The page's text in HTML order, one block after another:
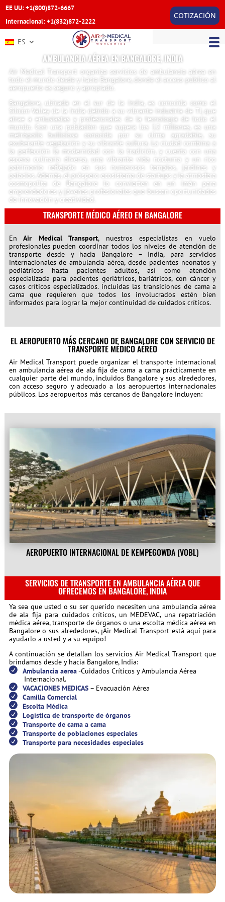
EE UU: +1(800)872-6667
Internacional: +1(832)872-2222
COTIZACIÓN
ES
AMBULANCIA AÉREA EN BANGALORE, INDIA
Air Medical Transport organiza servicios de ambulancia aérea en
todo el mundo desde y hacia Bangalore, donde el acceso público al
aeropuerto es seguro y apropiado.
Bangalore, ubicada en el sur de la India, es conocida como el
Silicon Valley de la India debido a su vibrante industria de TI, que
atrae a entusiastas y profesionales de la tecnología de todo el
mundo. Con una población que supera los 12 millones, es una
metrópolis bulliciosa conocida por su clima agradable, su
exuberante vegetación y su vibrante cultura. La ciudad combina a
la perfección la modernidad con la tradición, y cuenta con una
escena culinaria diversa, una vibrante vida nocturna y un rico
patrimonio reflejado en sus numerosos templos, jardines y
palacios. Además, el próspero ecosistema de startups y la atmósfera
cosmopolita de Bangalore lo convierten en un imán para
emprendedores y jóvenes profesionales que buscan oportunidades
de innovación y creatividad.
TRANSPORTE MÉDICO AÉREO EN BANGALORE
En Air Medical Transport, nuestros especialistas en vuelo
profesionales pueden coordinar todos los niveles de atención de
transporte desde y hacia Bangalore – India, para servicios
internacionales de ambulancia aérea, desde pacientes neonatos y
pediátricos hasta pacientes adultos, así como atención
especializada para pacientes geriátricos, bariátricos, con cáncer y
casos críticos especializados. incluidas las transiciones de cama a
cama que requieren que todos los involucrados estén bien
informados para lograr la mejor continuidad de cuidados críticos.
EL AEROPUERTO MÁS CERCANO DE BANGALORE CON SERVICIO DE
TRANSPORTE MÉDICO AÉREO
Air Medical Transport puede organizar el transporte internacional
en ambulancia aérea de ala fija de cama a cama prácticamente en
cualquier parte del mundo, incluidos Bangalore y sus alrededores,
con acceso seguro y adecuado a los aeropuertos internacionales
públicos. Los aeropuertos más cercanos de Bangalore incluyen:
AEROPUERTO INTERNACIONAL DE KEMPEGOWDA (VOBL)
SERVICIOS DE TRANSPORTE EN AMBULANCIA AÉREA QUE
OFRECEMOS EN BANGALORE, INDIA
Ya sea que usted o su ser querido necesiten una ambulancia aérea
de ala fija para cuidados críticos, un MEDEVAC, una repatriación
médica aérea, transporte de órganos o una escolta médica aérea en
Bangalore o sus alrededores, ¡Air Medical Transport está aquí para
ayudarlo a usted y a su equipo!
A continuación se detallan los servicios Air Medical Transport que
brindamos desde y hacia Bangalore, India:
Ambulancia aerea-Cuidados Críticos y Ambulancia Aérea
Internacional.
VACACIONES MEDICAS– Evacuación Aérea
Camilla Comercial
Escolta Médica
Logística de transporte de órganos
Transporte de cama a cama
Transporte de poblaciones especiales
Transporte para necesidades especiales